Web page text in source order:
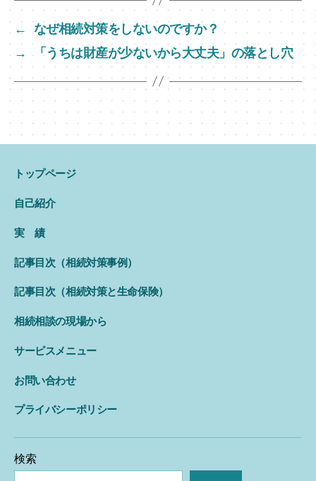
er e
b
o
o
k
←
なぜ相続対策をしないのですか？
→
「うちは財産が少ないから大丈夫」の落とし穴
トップページ
自己紹介
実 績
記事目次（相続対策事例）
記事目次（相続対策と生命保険）
相続相談の現場から
サービスメニュー
お問い合わせ
プライバシーポリシー
検索